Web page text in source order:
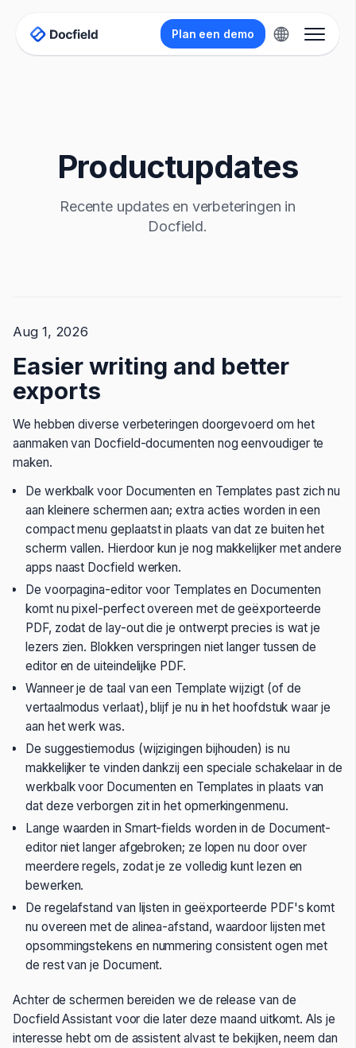
Plan een demo
Productupdates
Recente updates en verbeteringen in
Docfield.
Aug 1, 2026
Easier writing and better
exports
We hebben diverse verbeteringen doorgevoerd om het
aanmaken van Docfield-documenten nog eenvoudiger te
maken.
De werkbalk voor Documenten en Templates past zich nu
aan kleinere schermen aan; extra acties worden in een
compact menu geplaatst in plaats van dat ze buiten het
scherm vallen. Hierdoor kun je nog makkelijker met andere
apps naast Docfield werken.
De voorpagina-editor voor Templates en Documenten
komt nu pixel-perfect overeen met de geëxporteerde
PDF, zodat de lay-out die je ontwerpt precies is wat je
lezers zien. Blokken verspringen niet langer tussen de
editor en de uiteindelijke PDF.
Wanneer je de taal van een Template wijzigt (of de
vertaalmodus verlaat), blijf je nu in het hoofdstuk waar je
aan het werk was.
De suggestiemodus (wijzigingen bijhouden) is nu
makkelijker te vinden dankzij een speciale schakelaar in de
werkbalk voor Documenten en Templates in plaats van
dat deze verborgen zit in het opmerkingenmenu.
Lange waarden in Smart-fields worden in de Document-
editor niet langer afgebroken; ze lopen nu door over
meerdere regels, zodat je ze volledig kunt lezen en
bewerken.
De regelafstand van lijsten in geëxporteerde PDF's komt
nu overeen met de alinea-afstand, waardoor lijsten met
opsommingstekens en nummering consistent ogen met
de rest van je Document.
Achter de schermen bereiden we de release van de
Docfield Assistant voor die later deze maand uitkomt. Als je
interesse hebt om de assistent alvast te bekijken, neem dan